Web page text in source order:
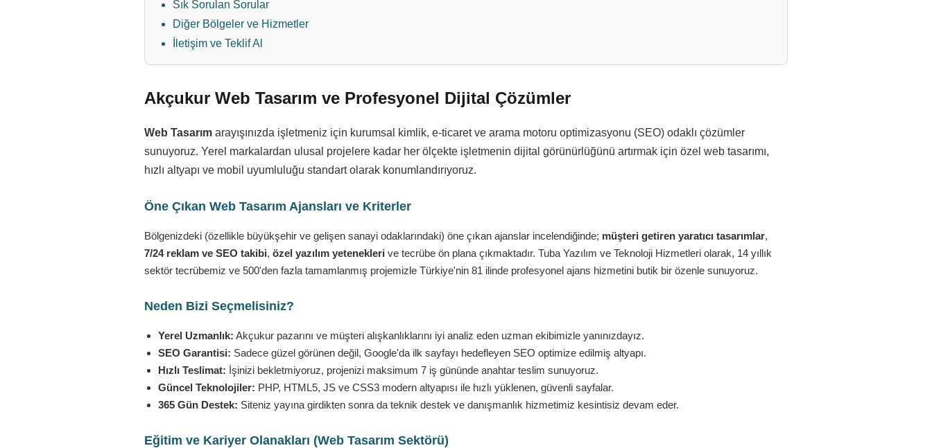
Sık Sorulan Sorular
Diğer Bölgeler ve Hizmetler
İletişim ve Teklif Al
Akçukur Web Tasarım ve Profesyonel Dijital Çözümler
Web Tasarım arayışınızda işletmeniz için kurumsal kimlik, e-ticaret ve arama motoru optimizasyonu (SEO) odaklı çözümler
sunuyoruz. Yerel markalardan ulusal projelere kadar her ölçekte işletmenin dijital görünürlüğünü artırmak için özel web tasarımı,
hızlı altyapı ve mobil uyumluluğu standart olarak konumlandırıyoruz.
Öne Çıkan Web Tasarım Ajansları ve Kriterler
Bölgenizdeki (özellikle büyükşehir ve gelişen sanayi odaklarındaki) öne çıkan ajanslar incelendiğinde; müşteri getiren yaratıcı tasarımlar,
7/24 reklam ve SEO takibi, özel yazılım yetenekleri ve tecrübe ön plana çıkmaktadır. Tuba Yazılım ve Teknoloji Hizmetleri olarak, 14 yıllık
sektör tecrübemiz ve 500'den fazla tamamlanmış projemizle Türkiye'nin 81 ilinde profesyonel ajans hizmetini butik bir özenle sunuyoruz.
Neden Bizi Seçmelisiniz?
Yerel Uzmanlık: Akçukur pazarını ve müşteri alışkanlıklarını iyi analiz eden uzman ekibimizle yanınızdayız.
SEO Garantisi: Sadece güzel görünen değil, Google'da ilk sayfayı hedefleyen SEO optimize edilmiş altyapı.
Hızlı Teslimat: İşinizi bekletmiyoruz, projenizi maksimum 7 iş gününde anahtar teslim sunuyoruz.
Güncel Teknolojiler: PHP, HTML5, JS ve CSS3 modern altyapısı ile hızlı yüklenen, güvenli sayfalar.
365 Gün Destek: Siteniz yayına girdikten sonra da teknik destek ve danışmanlık hizmetimiz kesintisiz devam eder.
Eğitim ve Kariyer Olanakları (Web Tasarım Sektörü)